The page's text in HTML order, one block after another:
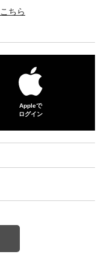
ちら
Appleで
ログイン